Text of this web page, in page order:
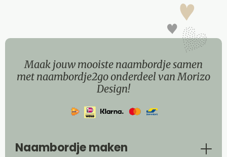
Maak jouw mooiste naambordje samen
met naambordje2go onderdeel van Morizo
Design!
Naambordje maken